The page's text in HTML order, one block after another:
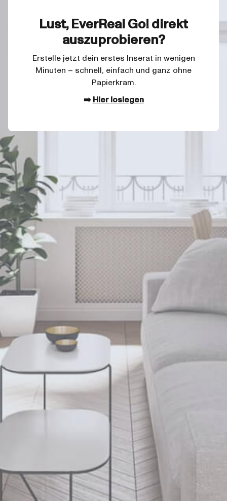
Lust, EverReal Go! direkt
auszuprobieren?
Erstelle jetzt dein erstes Inserat in wenigen
Minuten – schnell, einfach und ganz ohne
Papierkram.
➡️ Hier loslegen